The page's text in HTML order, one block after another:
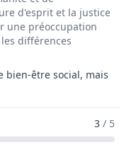
d'esprit et la justice
une préoccupation
différences
bien-être social, mais
Chef / Cheffe De
3 / 5